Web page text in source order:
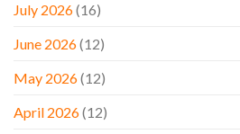
July 2026(16)
June 2026(12)
May 2026(12)
April 2026(12)